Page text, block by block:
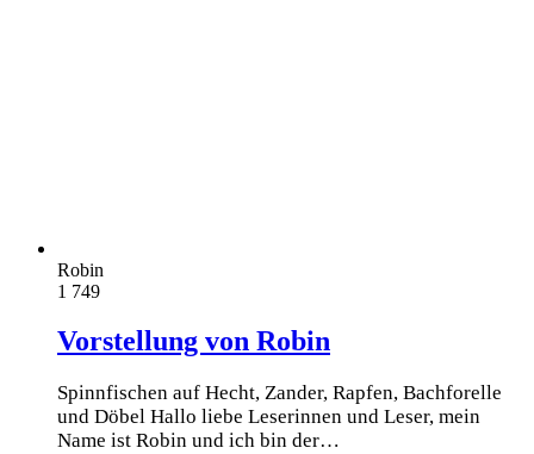
Robin
1 749
Vorstellung von Robin
Spinnfischen auf Hecht, Zander, Rapfen, Bachforelle
und Döbel Hal­lo lie­be Lese­rin­nen und Leser, mein
Name ist Robin und ich bin der…